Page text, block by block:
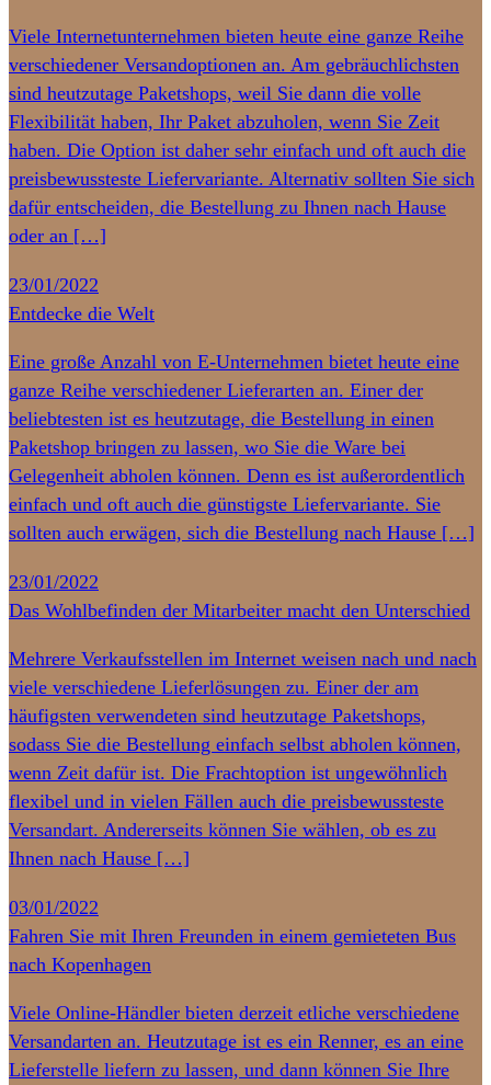
Viele Internetunternehmen bieten heute eine ganze Reihe
verschiedener Versandoptionen an. Am gebräuchlichsten
sind heutzutage Paketshops, weil Sie dann die volle
Flexibilität haben, Ihr Paket abzuholen, wenn Sie Zeit
haben. Die Option ist daher sehr einfach und oft auch die
preisbewussteste Liefervariante. Alternativ sollten Sie sich
dafür entscheiden, die Bestellung zu Ihnen nach Hause
oder an […]
23/01/2022
Entdecke die Welt
Eine große Anzahl von E-Unternehmen bietet heute eine
ganze Reihe verschiedener Lieferarten an. Einer der
beliebtesten ist es heutzutage, die Bestellung in einen
Paketshop bringen zu lassen, wo Sie die Ware bei
Gelegenheit abholen können. Denn es ist außerordentlich
einfach und oft auch die günstigste Liefervariante. Sie
sollten auch erwägen, sich die Bestellung nach Hause […]
23/01/2022
Das Wohlbefinden der Mitarbeiter macht den Unterschied
Mehrere Verkaufsstellen im Internet weisen nach und nach
viele verschiedene Lieferlösungen zu. Einer der am
häufigsten verwendeten sind heutzutage Paketshops,
sodass Sie die Bestellung einfach selbst abholen können,
wenn Zeit dafür ist. Die Frachtoption ist ungewöhnlich
flexibel und in vielen Fällen auch die preisbewussteste
Versandart. Andererseits können Sie wählen, ob es zu
Ihnen nach Hause […]
03/01/2022
Fahren Sie mit Ihren Freunden in einem gemieteten Bus
nach Kopenhagen
Viele Online-Händler bieten derzeit etliche verschiedene
Versandarten an. Heutzutage ist es ein Renner, es an eine
Lieferstelle liefern zu lassen, und dann können Sie Ihre